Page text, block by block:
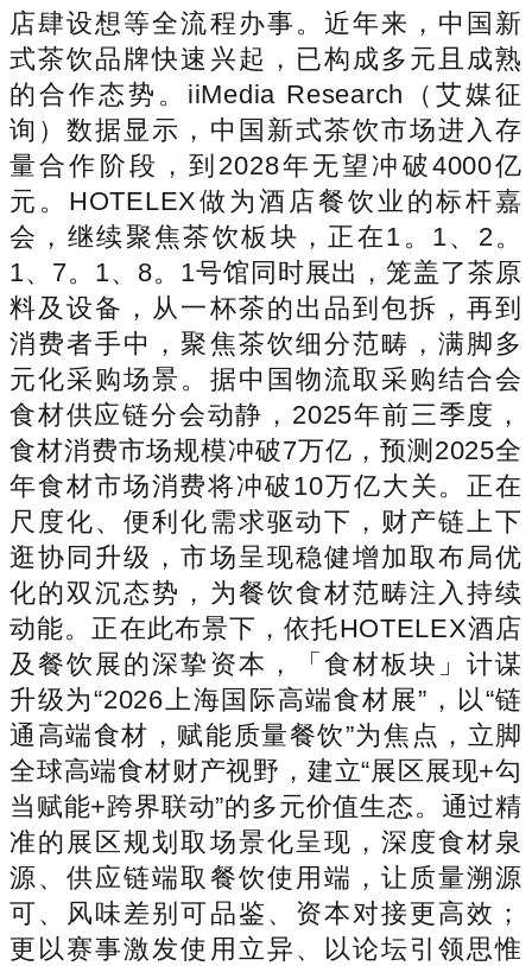
店肆设想等全流程办事。近年来，中国新
式茶饮品牌快速兴起，已构成多元且成熟
的合作态势。iiMedia Research（艾媒征
询）数据显示，中国新式茶饮市场进入存
量合作阶段，到2028年无望冲破4000亿
元。HOTELEX做为酒店餐饮业的标杆嘉
会，继续聚焦茶饮板块，正在1。1、2。
1、7。1、8。1号馆同时展出，笼盖了茶原
料及设备，从一杯茶的出品到包拆，再到
消费者手中，聚焦茶饮细分范畴，满脚多
元化采购场景。据中国物流取采购结合会
食材供应链分会动静，2025年前三季度，
食材消费市场规模冲破7万亿，预测2025全
年食材市场消费将冲破10万亿大关。正在
尺度化、便利化需求驱动下，财产链上下
逛协同升级，市场呈现稳健增加取布局优
化的双沉态势，为餐饮食材范畴注入持续
动能。正在此布景下，依托HOTELEX酒店
及餐饮展的深挚资本，「食材板块」计谋
升级为“2026上海国际高端食材展”，以“链
通高端食材，赋能质量餐饮”为焦点，立脚
全球高端食材财产视野，建立“展区展现+勾
当赋能+跨界联动”的多元价值生态。通过精
准的展区规划取场景化呈现，深度食材泉
源、供应链端取餐饮使用端，让质量溯源
可、风味差别可品鉴、资本对接更高效；
更以赛事激发使用立异、以论坛引领思惟